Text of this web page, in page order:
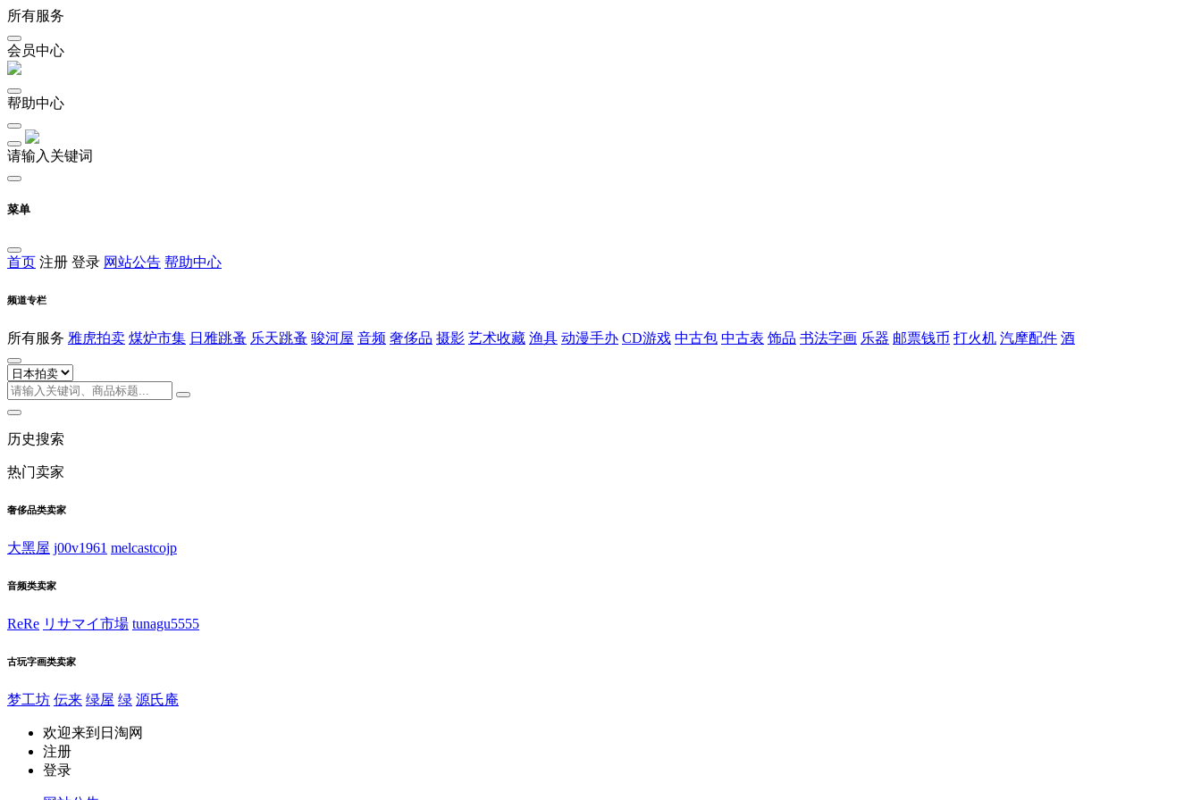
所有服务
会员中心
帮助中心
请输入关键词
菜单
首页 注册 登录 网站公告 帮助中心
频道专栏
所有服务 雅虎拍卖 煤炉市集 日雅跳蚤 乐天跳蚤 骏河屋 音频 奢侈品 摄影 艺术收藏 渔具 动漫手办 CD游戏 中古包 中古表 饰品 书法字画 乐器 邮票钱币 打火机 汽摩配件 酒
历史搜索
热门卖家
奢侈品类卖家
大黑屋 j00v1961 melcastcojp
音频类卖家
ReRe リサマイ市場 tunagu5555
古玩字画类卖家
梦工坊 伝来 绿屋 绿 源氏庵
欢迎来到日淘网
注册
登录